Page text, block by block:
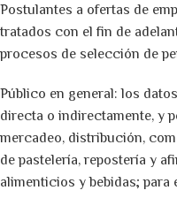
Postulantes a ofertas de
tratados con el fin de
procesos de selección de
Público en general: los
directa o indirectamente, y
mercadeo, distribución,
de pastelería, repostería y
alimenticios y bebidas;